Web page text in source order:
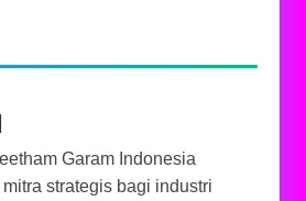
Garam Indonesia
strategis bagi industri